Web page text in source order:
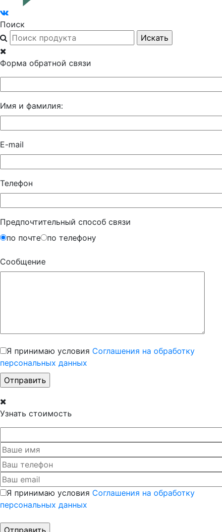
Поиск
Форма обратной связи
Имя и фамилия:
E-mail
Телефон
Предпочтительный способ связи
по почте
по телефону
Сообщение
Я принимаю условия Соглашения на обработку
персональных данных
Узнать стоимость
Я принимаю условия Соглашения на обработку
персональных данных